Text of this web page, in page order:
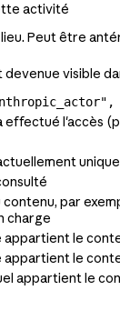
activité
Peut être
visible
effectué l'accès
par
charge
appartient le
appartient le
appartient le